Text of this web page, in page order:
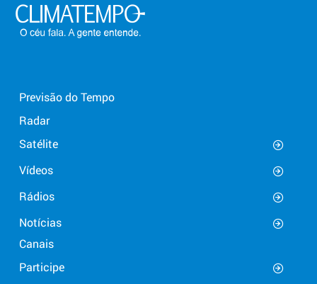
Previsão do Tempo
Radar
Satélite
Vídeos
Rádios
Notícias
Canais
Participe